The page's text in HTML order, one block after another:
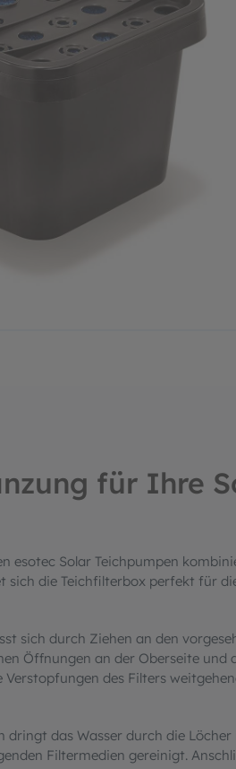
für Ihre
esotec Solar Teichpumpen
die Teichfilterbox perfekt für
sich durch Ziehen an den
Öffnungen an der Oberseite und
des Filters
das Wasser durch die
Filtermedien gereinigt.